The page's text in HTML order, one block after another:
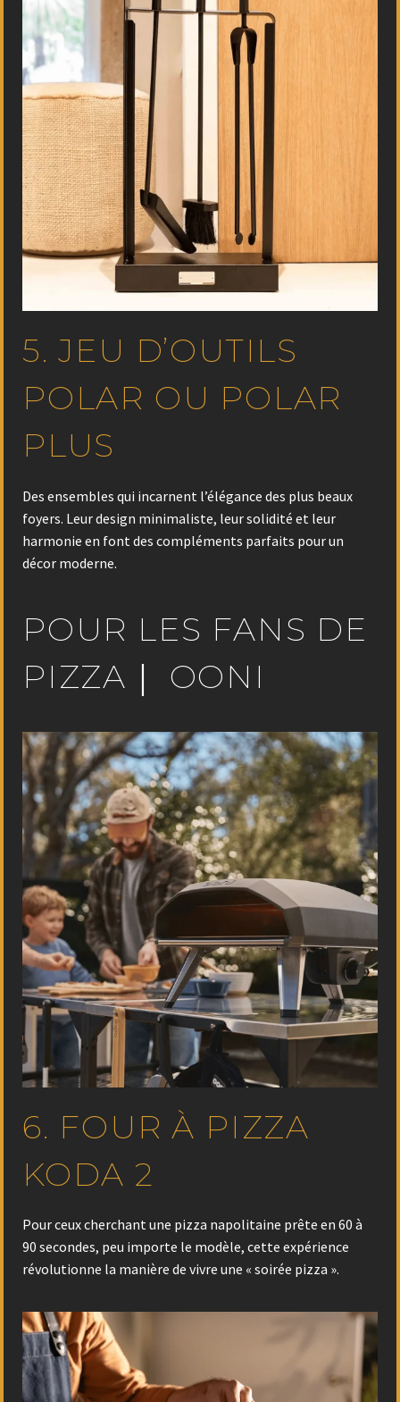
5. JEU D’OUTILS
POLAR OU POLAR
PLUS
Des ensembles qui incarnent l’élégance des plus beaux
foyers. Leur design minimaliste, leur solidité et leur
harmonie en font des compléments parfaits pour un
décor moderne.
POUR LES FANS DE
PIZZA｜ OONI
6. FOUR À PIZZA
KODA 2
Pour ceux cherchant une pizza napolitaine prête en 60 à
90 secondes, peu importe le modèle, cette expérience
révolutionne la manière de vivre une « soirée pizza ».